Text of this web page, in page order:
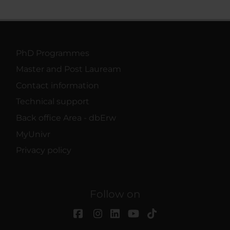
PhD Programmes
Master and Post Lauream
Contact information
Technical support
Back office Area - dbErw
MyUnivr
Privacy policy
Follow on